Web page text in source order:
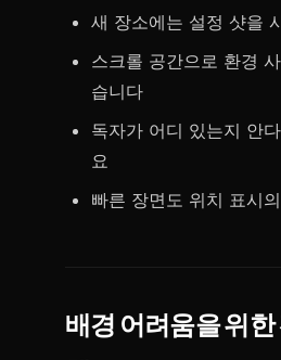
새 장소에는 설정 샷을
스크롤 공간으로 환경
습니다
독자가 어디 있는지 안
요
빠른 장면도 위치 표시
배경 어려움을 위한